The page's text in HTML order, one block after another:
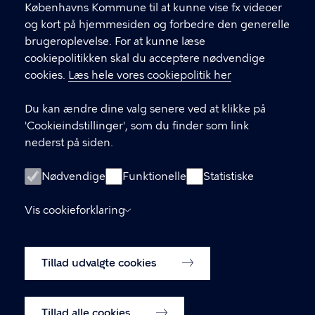
Københavns Kommune til at kunne vise fx videoer
og kort på hjemmesiden og forbedre den generelle
brugeroplevelse. For at kunne læse
cookiepolitikken skal du acceptere nødvendige
cookies. Læs hele vores cookiepolitik her
Du kan ændre dine valg senere ved at klikke på
'Cookieindstillinger', som du finder som link
nederst på siden.
Nødvendige Funktionelle Statistiske
Vis cookieforklaring
Tillad udvalgte cookies
KONTAKT
Børne- og ungdomsforvaltningen
LINKS
Login som leverandør
Oprettelse af leverandør-konto
Cookiepolitik
Cookieindstillinger